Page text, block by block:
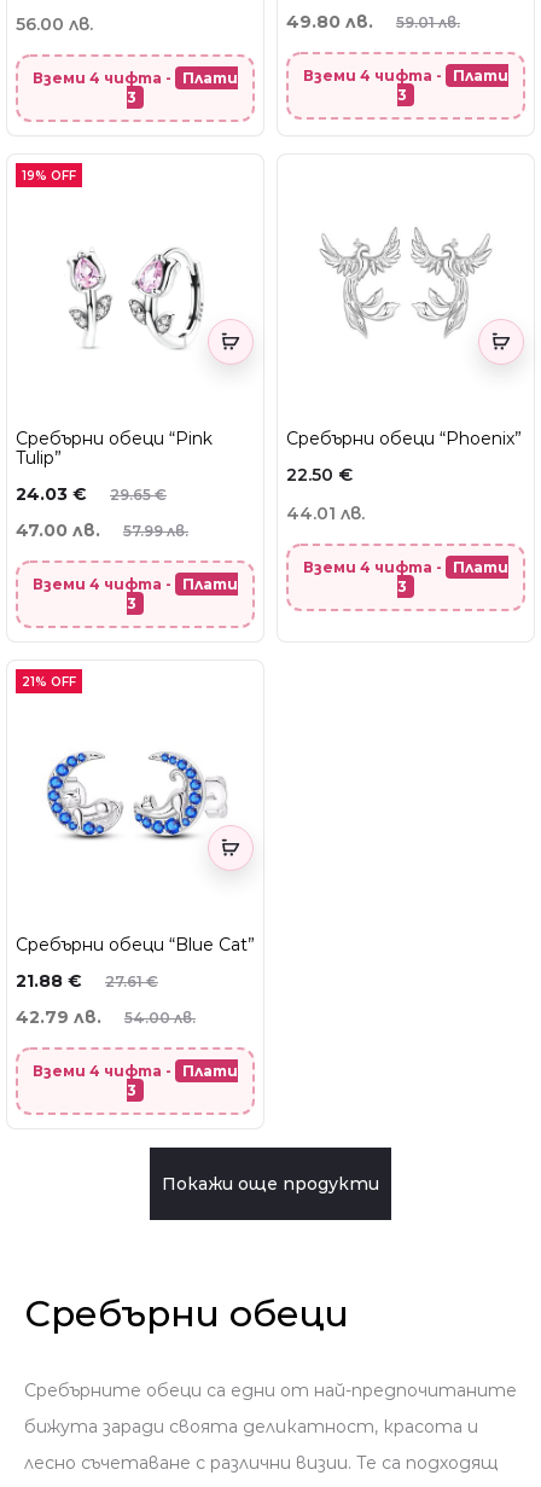
56.00 лв.
Вземи 4 чифта -
Плати
3
59.01 лв.
49.80 лв.
Вземи 4 чифта -
Плати
3
19% OFF
Сребърни обеци “Pink
Tulip”
29.65€
24.03 €
57.99 лв.
47.00 лв.
Вземи 4 чифта -
Плати
3
Сребърни обеци “Phoenix”
22.50 €
44.01 лв.
Вземи 4 чифта -
Плати
3
21% OFF
Сребърни обеци “Blue Cat”
27.61€
21.88 €
54.00 лв.
42.79 лв.
Вземи 4 чифта -
Плати
3
Покажи още продукти
Сребърни обеци
Сребърните обеци са едни от най-предпочитаните
бижута заради своята деликатност, красота и
лесно съчетаване с различни визии. Те са подходящ